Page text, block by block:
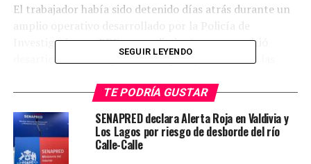
El trabajador había sido detenido días atrás durante un
amplio operativo desarrollado por la Policía de
Investigaciones (PDI), procedimiento que permitió
desarticular una organización que operaba entre las
Tras conocerse los primeros antecedentes del caso, el
municipio había decidido apartar temporalmente de sus
funciones al involucrado, quien se desempeñaba en
labores vinculadas directamente al equipo de la alcaldía.
SEGUIR LEYENDO
TE PODRÍA GUSTAR
SENAPRED declara Alerta Roja en Valdivia y
Los Lagos por riesgo de desborde del río
Calle-Calle